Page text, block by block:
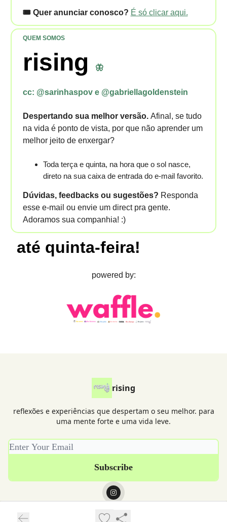
🎟️ Quer anunciar conosco? É só clicar aqui.
QUEM SOMOS
rising 🦋
cc: @sarinhaspov e @gabriellagoldenstein
Despertando sua melhor versão. Afinal, se tudo
na vida é ponto de vista, por que não aprender um
melhor jeito de enxergar?
Toda terça e quinta, na hora que o sol nasce,
direto na sua caixa de entrada do e-mail favorito.
Dúvidas, feedbacks ou sugestões? Responda
esse e-mail ou envie um direct pra gente.
Adoramos sua companhia! :)
até quinta-feira!
powered by:
rising
reflexões e experiências que despertam o seu melhor. para
uma mente forte e uma vida leve.
Privacy policy
Terms of use